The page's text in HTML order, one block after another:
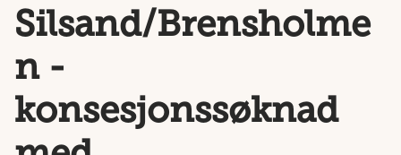
Silsand/Brensholme
n -
konsesjonssøknad